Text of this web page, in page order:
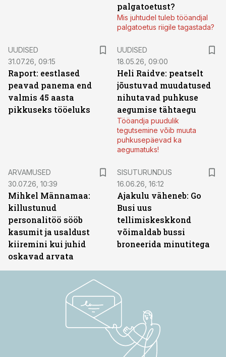
palgatoetust?
Mis juhtudel tuleb tööandjal
palgatoetus riigile tagastada?
UUDISED
31.07.26, 09:15
Raport: eestlased
peavad panema end
valmis 45 aasta
pikkuseks tööeluks
UUDISED
18.05.26, 09:00
Heli Raidve: peatselt
jõustuvad muudatused
nihutavad puhkuse
aegumise tähtaegu
Tööandja puudulik
tegutsemine võib muuta
puhkusepäevad ka
aegumatuks!
ARVAMUSED
30.07.26, 10:39
Mihkel Männamaa:
killustunud
personalitöö sööb
kasumit ja usaldust
kiiremini kui juhid
oskavad arvata
SISUTURUNDUS
16.06.26, 16:12
Ajakulu väheneb: Go
Busi uus
tellimiskeskkond
võimaldab bussi
broneerida minutitega